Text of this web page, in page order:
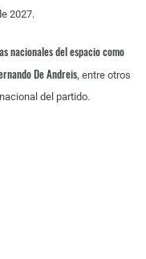
2027.
nacionales del espacio como
De Andreis, entre otros
del partido.